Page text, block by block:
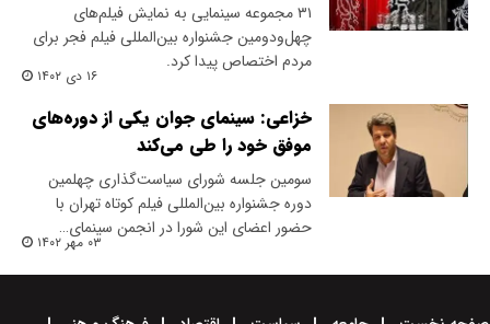
۳۱ مجموعه سینمایی به نمایش فیلم‌های
چهل‌ودومین جشنواره بین‌المللی فیلم فجر برای
مردم اختصاص پیدا کرد.
۱۶ دی ۱۴۰۲
خزاعی: سینمای جوان یکی از دوره‌های
موفق خود را طی می‌کند
سومین جلسه شورای سیاست‌گذاری چهلمین
دوره جشنواره بین‌المللی فیلم کوتاه تهران با
حضور اعضای این شورا در انجمن سینمای…
۰۳ مهر ۱۴۰۲